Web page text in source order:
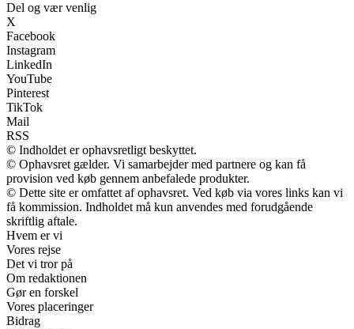
Del og vær venlig
X
Facebook
Instagram
LinkedIn
YouTube
Pinterest
TikTok
Mail
RSS
© Indholdet er ophavsretligt beskyttet.
© Ophavsret gælder. Vi samarbejder med partnere og kan få
provision ved køb gennem anbefalede produkter.
© Dette site er omfattet af ophavsret. Ved køb via vores links kan vi
få kommission. Indholdet må kun anvendes med forudgående
skriftlig aftale.
Hvem er vi
Vores rejse
Det vi tror på
Om redaktionen
Gør en forskel
Vores placeringer
Bidrag